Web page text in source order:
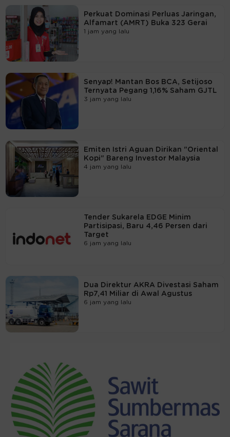
Perkuat Dominasi Perluas Jaringan,
Alfamart (AMRT) Buka 323 Gerai
1 jam yang lalu
Senyap! Mantan Bos BCA, Setijoso
Ternyata Pegang 1,16% Saham GJTL
3 jam yang lalu
Emiten Istri Aguan Dirikan "Oriental
Kopi" Bareng Investor Malaysia
4 jam yang lalu
Tender Sukarela EDGE Minim
Partisipasi, Baru 4,46 Persen dari
Target
6 jam yang lalu
Dua Direktur AKRA Divestasi Saham
Rp7,41 Miliar di Awal Agustus
6 jam yang lalu